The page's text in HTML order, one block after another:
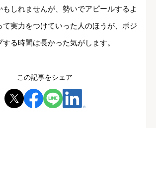
もしれませんが、勢いでアピールするよ
て実力をつけていった人のほうが、ポジ
る時間は長かった気がします。
この記事をシェア